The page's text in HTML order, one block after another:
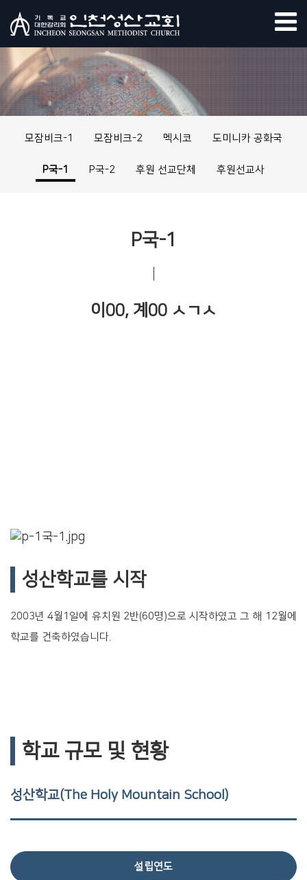
모잠비크-1 모잠비크-2 멕시코 도미니카 공화국
P국-1 P국-2 후원 선교단체 후원선교사
P국-1
이00, 계00 ㅅㄱㅅ
성산학교를 시작
2003년 4월1일에 유치원 2반(60명)으로 시작하였고 그 해 12월에
학교를 건축하였습니다.
학교 규모 및 현황
성산학교(The Holy Mountain School)
설립연도